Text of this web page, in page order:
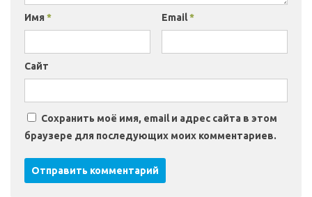
Имя * Email*
Сайт
Сохранить моё имя, email и адрес сайта в этом
браузере для последующих моих комментариев.